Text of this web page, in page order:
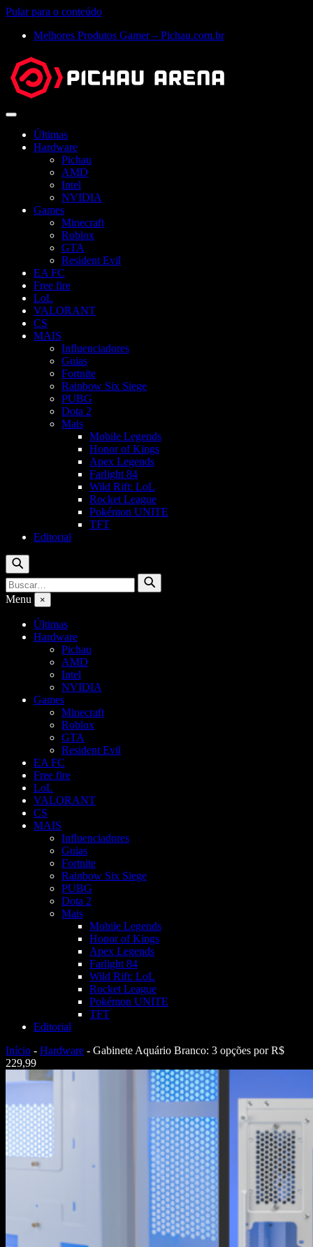
Pular para o conteúdo
Melhores Produtos Gamer – Pichau.com.br
Abrir
Últimas
Hardware
Pichau
AMD
Intel
NVIDIA
Games
Minecraft
Roblox
GTA
Resident Evil
EA FC
Free fire
LoL
VALORANT
CS
MAIS
Influenciadores
Guias
Fortnite
Rainbow Six Siege
PUBG
Dota 2
Mais
Mobile Legends
Honor of Kings
Apex Legends
Farlight 84
Wild Rift: LoL
Rocket League
Pokémon UNITE
TFT
Editorial
Buscar
Buscar
por:
Buscar
Menu ×
Últimas
Hardware
Pichau
AMD
Intel
NVIDIA
Games
Minecraft
Roblox
GTA
Resident Evil
EA FC
Free fire
LoL
VALORANT
CS
MAIS
Influenciadores
Guias
Fortnite
Rainbow Six Siege
PUBG
Dota 2
Mais
Mobile Legends
Honor of Kings
Apex Legends
Farlight 84
Wild Rift: LoL
Rocket League
Pokémon UNITE
TFT
Editorial
Início - Hardware - Gabinete Aquário Branco: 3 opções por R$
229,99